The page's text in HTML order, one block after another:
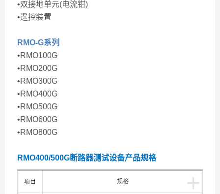
•双接地单元(电流钳)
•遥控装置
RMO-G系列
•RMO100G
•RMO200G
•RMO300G
•RMO400G
•RMO500G
•RMO600G
•RMO800G
RMO400/500G断路器测试设备产品规格
+
项目 规格